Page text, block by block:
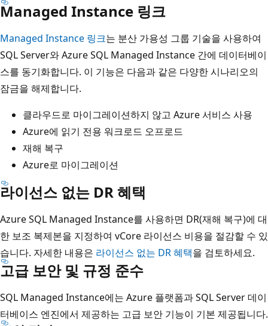
Managed Instance 링크
Managed Instance 링크는 분산 가용성 그룹 기술을 사용하여
SQL Server와 Azure SQL Managed Instance 간에 데이터베이
스를 동기화합니다. 이 기능은 다음과 같은 다양한 시나리오의
잠금을 해제합니다.
클라우드로 마이그레이션하지 않고 Azure 서비스 사용
Azure에 읽기 전용 워크로드 오프로드
재해 복구
Azure로 마이그레이션
라이선스 없는 DR 혜택
Azure SQL Managed Instance를 사용하면 DR(재해 복구)에 대
한 보조 복제본을 지정하여 vCore 라이선스 비용을 절감할 수 있
습니다. 자세한 내용은 라이선스 없는 DR 혜택을 검토하세요.
고급 보안 및 규정 준수
SQL Managed Instance에는 Azure 플랫폼과 SQL Server 데이
터베이스 엔진에서 제공하는 고급 보안 기능이 기본 제공됩니다.